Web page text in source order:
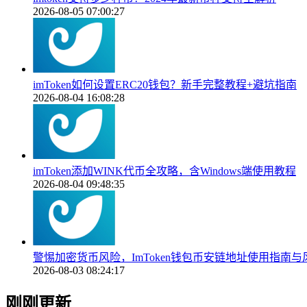
2026-08-05 07:00:27
imToken如何设置ERC20钱包？新手完整教程+避坑指南
2026-08-04 16:08:28
imToken添加WINK代币全攻略，含Windows端使用教程
2026-08-04 09:48:35
警惕加密货币风险，ImToken钱包币安链地址使用指南与
2026-08-03 08:24:17